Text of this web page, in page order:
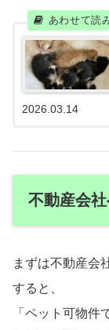
2026.03.14
不動産会
まずは不動産会
すると、
「ペット可物件